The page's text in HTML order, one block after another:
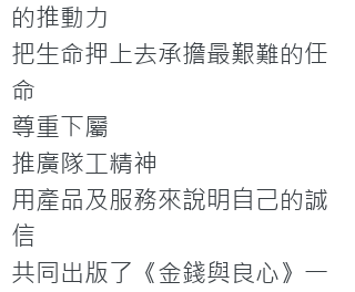
的推動力
把生命押上去承擔最艱難的任
命
尊重下屬
推廣隊工精神
用產品及服務來說明自己的誠
信
共同出版了《金錢與良心》一